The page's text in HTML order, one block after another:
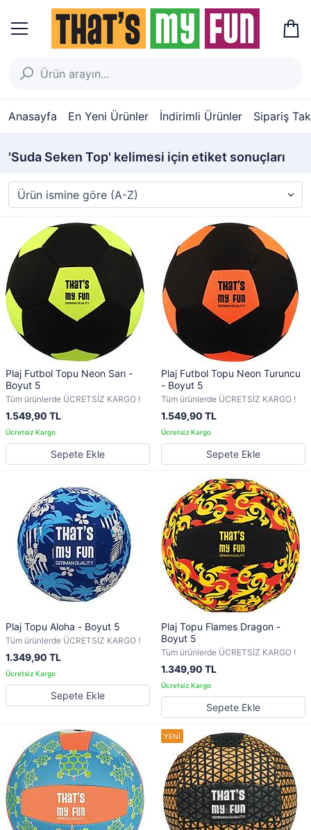
Anasayfa En Yeni Ürünler İndirimli Ürünler Sipariş
'Suda Seken Top' kelimesi için etiket sonuçları
Plaj Futbol Topu Neon Sarı -
Boyut 5
Tüm ürünlerde ÜCRETSİZ KARGO !
1.549,90 TL
Sepete Ekle
Plaj Futbol Topu Neon Turuncu
- Boyut 5
Tüm ürünlerde ÜCRETSİZ KARGO !
1.549,90 TL
Sepete Ekle
Plaj Topu Aloha - Boyut 5
Tüm ürünlerde ÜCRETSİZ KARGO !
1.349,90 TL
Sepete Ekle
Plaj Topu Flames Dragon -
Boyut 5
Tüm ürünlerde ÜCRETSİZ KARGO !
1.349,90 TL
Sepete Ekle